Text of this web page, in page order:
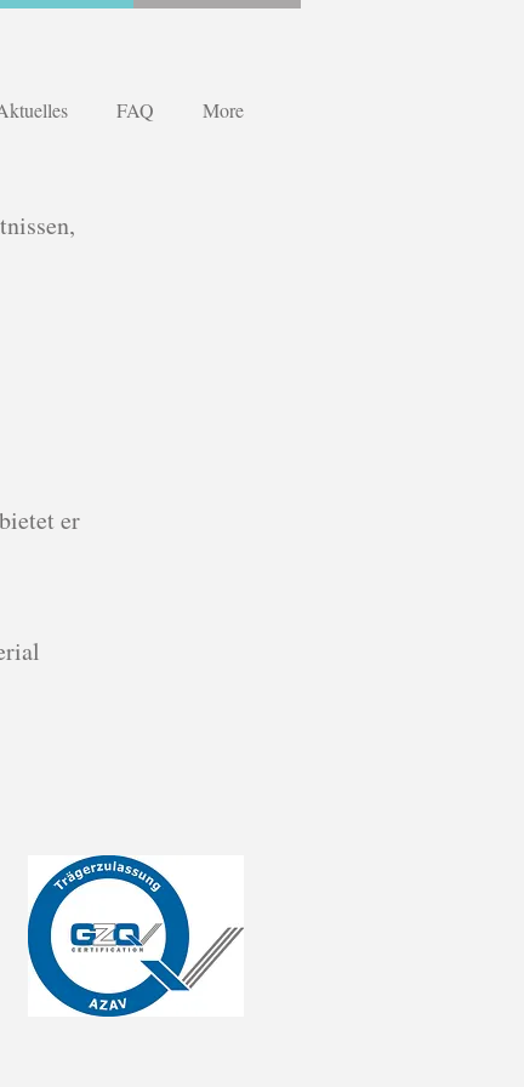
FAQ More
er